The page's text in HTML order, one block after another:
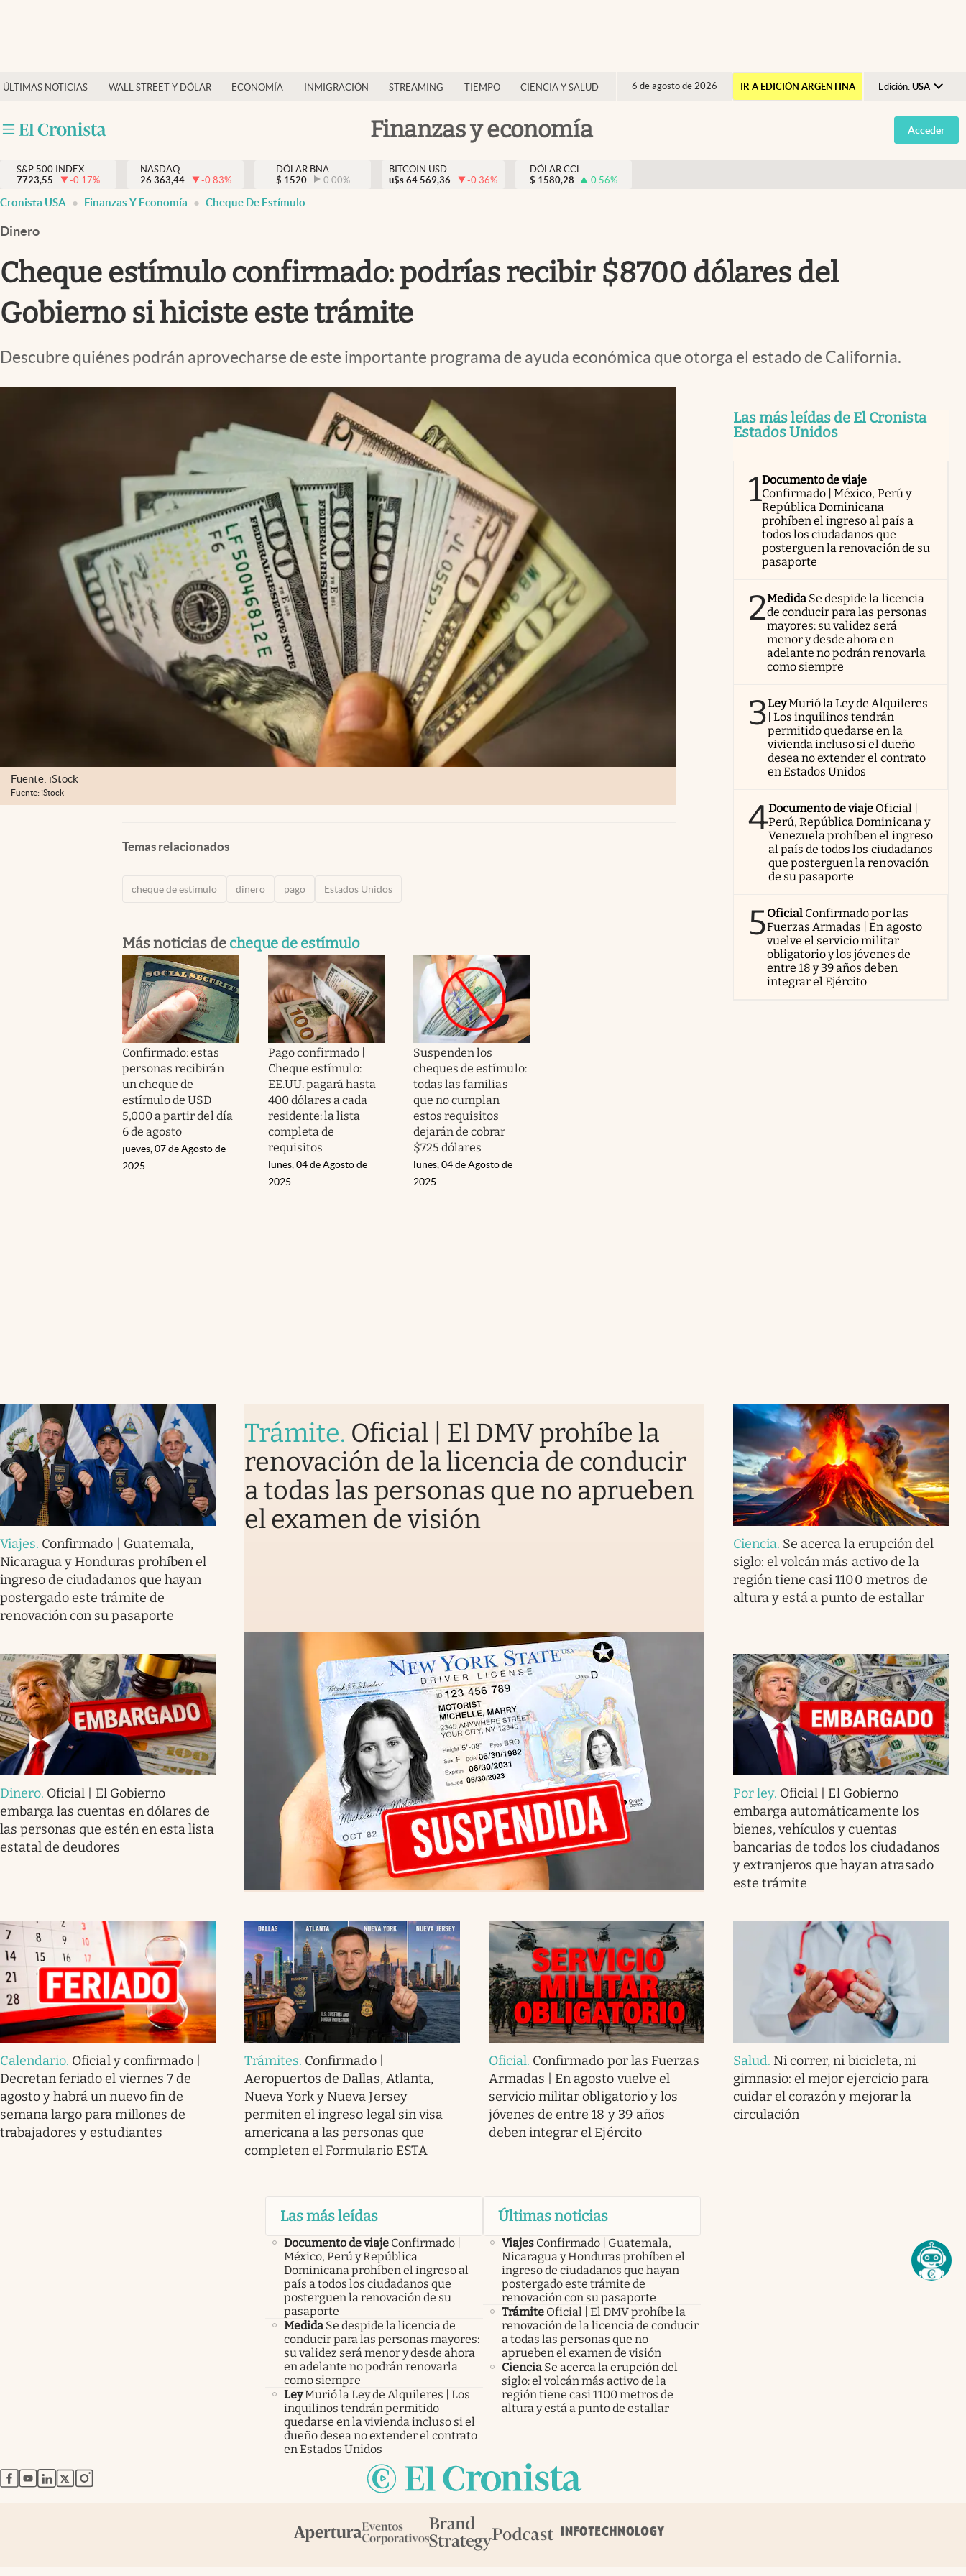
ÚLTIMAS NOTICIAS WALL STREET Y DÓLAR ECONOMÍA INMIGRACIÓN STREAMING TIEMPO CIENCIA Y SALUD 6 de agosto de 2026 IR A EDICIÓN ARGENTINA Edición: USA
Argentina
España
Finanzas y economía
Finanzas y economía
Inmigración
Trending
Streaming
PC y mobile
Acceder
S&P 500 INDEX
7723,55
-0.17%
NASDAQ
26.363,44
-0.83%
DÓLAR BNA
$ 1520 0.00%
BITCOIN USD
u$s 64.569,36 -0.36%
DÓLAR CCL
$ 1580,28 0.56%
Cronista USA Finanzas Y Economía Cheque De Estímulo
Dinero
Cheque estímulo confirmado: podrías recibir $8700 dólares del
Gobierno si hiciste este trámite
Descubre quiénes podrán aprovecharse de este importante programa de ayuda económica que otorga el estado de California.
Fuente: iStock
Fuente: iStock
Temas relacionados
cheque de estímulo dinero pago Estados Unidos
Más noticias de cheque de estímulo
Confirmado: estas
personas recibirán
un cheque de
estímulo de USD
5,000 a partir del día
6 de agosto
jueves, 07 de Agosto de
2025
Pago confirmado |
Cheque estímulo:
EE.UU. pagará hasta
400 dólares a cada
residente: la lista
completa de
requisitos
lunes, 04 de Agosto de
2025
Suspenden los
cheques de estímulo:
todas las familias
que no cumplan
estos requisitos
dejarán de cobrar
$725 dólares
lunes, 04 de Agosto de
2025
Las más leídas de El Cronista
Estados Unidos
1Documento de viaje
Confirmado | México, Perú y
República Dominicana
prohíben el ingreso al país a
todos los ciudadanos que
posterguen la renovación de su
pasaporte
2Medida Se despide la licencia
de conducir para las personas
mayores: su validez será
menor y desde ahora en
adelante no podrán renovarla
como siempre
3LeyMurió la Ley de Alquileres
| Los inquilinos tendrán
permitido quedarse en la
vivienda incluso si el dueño
desea no extender el contrato
en Estados Unidos
4Documento de viaje Oficial |
Perú, República Dominicana y
Venezuela prohíben el ingreso
al país de todos los ciudadanos
que posterguen la renovación
de su pasaporte
5Oficial Confirmado por las
Fuerzas Armadas | En agosto
vuelve el servicio militar
obligatorio y los jóvenes de
entre 18 y 39 años deben
integrar el Ejército
Viajes. Confirmado | Guatemala,
Nicaragua y Honduras prohíben el
ingreso de ciudadanos que hayan
postergado este trámite de
renovación con su pasaporte
Trámite. Oficial | El DMV prohíbe la
renovación de la licencia de conducir
a todas las personas que no aprueben
el examen de visión
Ciencia. Se acerca la erupción del
siglo: el volcán más activo de la
región tiene casi 1100 metros de
altura y está a punto de estallar
Dinero. Oficial | El Gobierno
embarga las cuentas en dólares de
las personas que estén en esta lista
estatal de deudores
Por ley. Oficial | El Gobierno
embarga automáticamente los
bienes, vehículos y cuentas
bancarias de todos los ciudadanos
y extranjeros que hayan atrasado
este trámite
Calendario. Oficial y confirmado |
Decretan feriado el viernes 7 de
agosto y habrá un nuevo fin de
semana largo para millones de
trabajadores y estudiantes
Trámites. Confirmado |
Aeropuertos de Dallas, Atlanta,
Nueva York y Nueva Jersey
permiten el ingreso legal sin visa
americana a las personas que
completen el Formulario ESTA
Oficial. Confirmado por las Fuerzas
Armadas | En agosto vuelve el
servicio militar obligatorio y los
jóvenes de entre 18 y 39 años
deben integrar el Ejército
Salud. Ni correr, ni bicicleta, ni
gimnasio: el mejor ejercicio para
cuidar el corazón y mejorar la
circulación
Las más leídas
Documento de viaje Confirmado |
México, Perú y República
Dominicana prohíben el ingreso al
país a todos los ciudadanos que
posterguen la renovación de su
pasaporte
Medida Se despide la licencia de
conducir para las personas mayores:
su validez será menor y desde ahora
en adelante no podrán renovarla
como siempre
LeyMurió la Ley de Alquileres | Los
inquilinos tendrán permitido
quedarse en la vivienda incluso si el
dueño desea no extender el contrato
en Estados Unidos
Últimas noticias
Viajes Confirmado | Guatemala,
Nicaragua y Honduras prohíben el
ingreso de ciudadanos que hayan
postergado este trámite de
renovación con su pasaporte
Trámite Oficial | El DMV prohíbe la
renovación de la licencia de conducir
a todas las personas que no
aprueben el examen de visión
Ciencia Se acerca la erupción del
siglo: el volcán más activo de la
región tiene casi 1100 metros de
altura y está a punto de estallar
abre en nueva pestaña
abre en nueva pestaña
abre en nueva pestaña
abre en nueva pestaña
abre en nueva pestaña